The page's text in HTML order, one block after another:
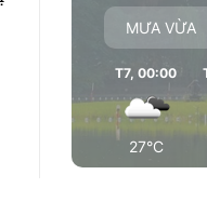
MƯA VỪA
T7, 00:00
27°C